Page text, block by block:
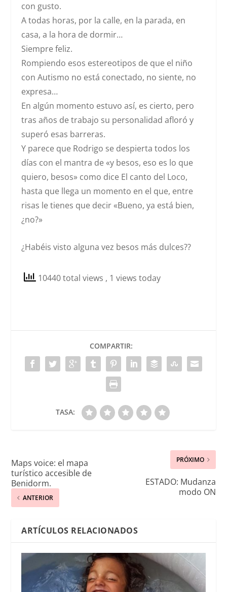
con gusto.
A todas horas, por la calle, en la parada, en
casa, a la hora de dormir…
Siempre feliz.
Rompiendo esos estereotipos de que el niño
con Autismo no está conectado, no siente, no
expresa…
En algún momento estuvo así, es cierto, pero
tras años de trabajo su personalidad afloró y
superó esas barreras.
Y parece que Rodrigo se despierta todos los
días con el mantra de «y besos, eso es lo que
quiero, besos» como dice El canto del Loco,
hasta que llega un momento en el que, entre
risas le tienes que decir«Bueno, ya está bien,
¿no?»
¿Habéis visto alguna vez besos más dulces??
10440 total views , 1 views today
COMPARTIR:
TASA:
Maps voice: el mapa
turístico accesible de
Benidorm.
ANTERIOR
PRÓXIMO
ESTADO: Mudanza
modo ON
ARTÍCULOS RELACIONADOS